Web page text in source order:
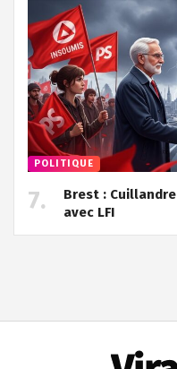
POLITIQUE
Brest :
avec LFI